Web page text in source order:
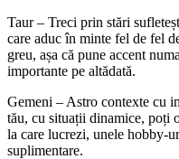
Taur – Treci prin stări
care aduc în minte fel de fel
greu, așa că pune accent
importante pe altădată.
Gemeni – Astro contexte cu
tău, cu situații dinamice, poți
la care lucrezi, unele hobby-
suplimentare.